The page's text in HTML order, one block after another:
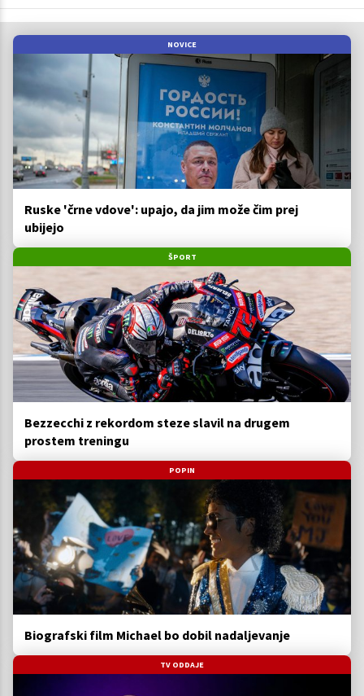
NOVICE
Ruske 'črne vdove': upajo, da jim može čim prej
ubijejo
ŠPORT
Bezzecchi z rekordom steze slavil na drugem
prostem treningu
POPIN
Biografski film Michael bo dobil nadaljevanje
TV ODDAJE